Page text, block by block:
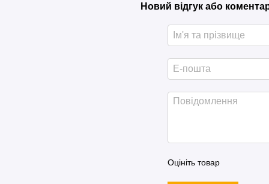
Новий відгук або
Оцініть товар